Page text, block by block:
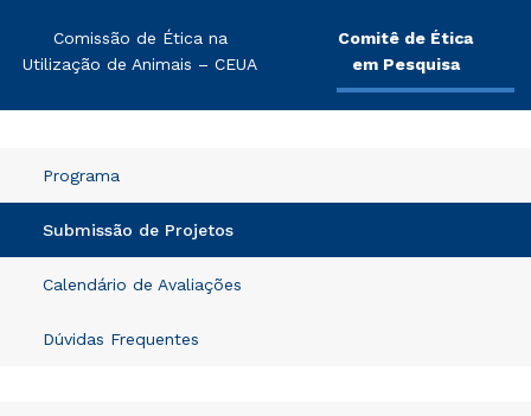
Comissão de Ética na
Utilização de Animais – CEUA
Comitê de Ética
em Pesquisa
Programa
Submissão de Projetos
Calendário de Avaliações
Dúvidas Frequentes